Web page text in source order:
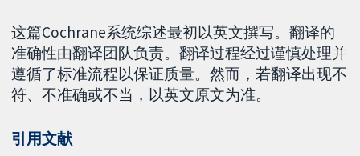
这篇Cochrane系统综述最初以英文撰写。翻译的
准确性由翻译团队负责。翻译过程经过谨慎处理并
遵循了标准流程以保证质量。然而，若翻译出现不
符、不准确或不当，以英文原文为准。
引用文献